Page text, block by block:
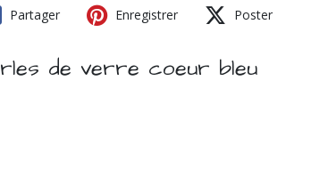
Partager Enregistrer Poster
de verre coeur bleu